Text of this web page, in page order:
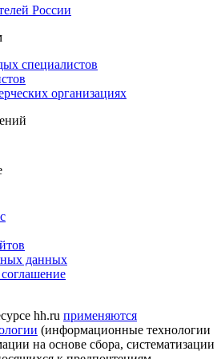
России
специалистов
организациях
данных
hh.ru применяются
(информационные технологии
на основе сбора, систематизации